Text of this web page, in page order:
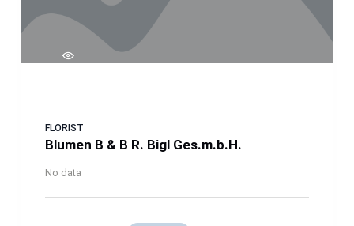
FLORIST
Blumen B & B R. Bigl Ges.m.b.H.
No data